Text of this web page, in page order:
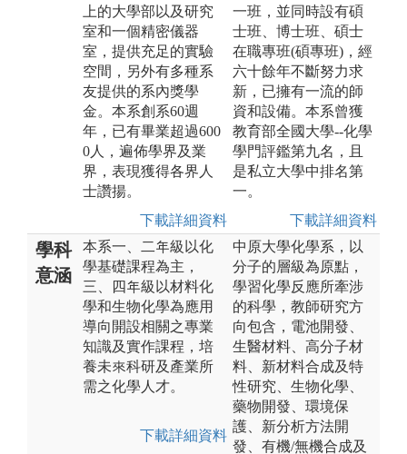
上的大學部以及研究
室和一個精密儀器
室，提供充足的實驗
空間，另外有多種系
友提供的系內獎學
金。本系創系60週
年，已有畢業超過600
0人，遍佈學界及業
界，表現獲得各界人
士讚揚。
下載詳細資料
一班，並同時設有碩
士班、博士班、碩士
在職專班(碩專班)，經
六十餘年不斷努力求
新，已擁有一流的師
資和設備。本系曾獲
教育部全國大學--化學
學門評鑑第九名，且
是私立大學中排名第
一。
下載詳細資料
學科
意涵
本系一、二年級以化
學基礎課程為主，
三、四年級以材料化
學和生物化學為應用
導向開設相關之專業
知識及實作課程，培
養未來科研及產業所
需之化學人才。
下載詳細資料
中原大學化學系，以
分子的層級為原點，
學習化學反應所牽涉
的科學，教師研究方
向包含，電池開發、
生醫材料、高分子材
料、新材料合成及特
性研究、生物化學、
藥物開發、環境保
護、新分析方法開
發、有機/無機合成及